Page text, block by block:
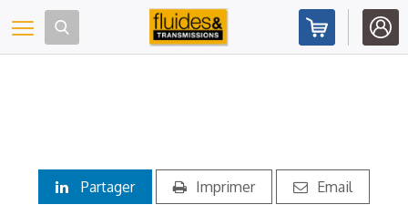
Toggle navigation
Partager Imprimer Email
Panneau de gestion des cookies